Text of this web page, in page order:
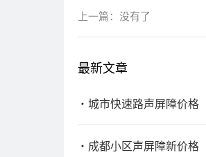
上一篇：没有了
最新文章
城市快速路声屏障价格
成都小区声屏障新价格